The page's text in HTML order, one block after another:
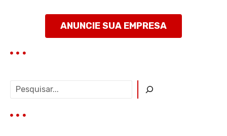
ANUNCIE SUA EMPRESA
q